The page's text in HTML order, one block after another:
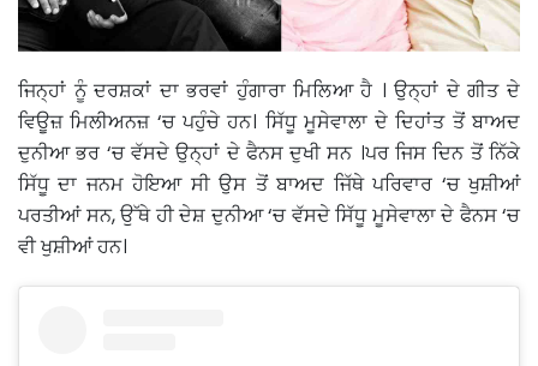
ਜਿਨ੍ਹਾਂ ਨੂੰ ਦਰਸ਼ਕਾਂ ਦਾ ਭਰਵਾਂ ਹੁੰਗਾਰਾ ਮਿਲਿਆ ਹੈ । ਉਨ੍ਹਾਂ ਦੇ ਗੀਤ ਦੇ
ਵਿਊਜ਼ ਮਿਲੀਅਨਜ਼ ‘ਚ ਪਹੁੰਚੇ ਹਨ। ਸਿੱਧੂ ਮੂਸੇਵਾਲਾ ਦੇ ਦਿਹਾਂਤ ਤੋਂ ਬਾਅਦ
ਦੁਨੀਆ ਭਰ ‘ਚ ਵੱਸਦੇ ਉਨ੍ਹਾਂ ਦੇ ਫੈਨਸ ਦੁਖੀ ਸਨ ।ਪਰ ਜਿਸ ਦਿਨ ਤੋਂ ਨਿੱਕੇ
ਸਿੱਧੂ ਦਾ ਜਨਮ ਹੋਇਆ ਸੀ ਉਸ ਤੋਂ ਬਾਅਦ ਜਿੱਥੇ ਪਰਿਵਾਰ ‘ਚ ਖੁਸ਼ੀਆਂ
ਪਰਤੀਆਂ ਸਨ, ਉੱਥੇ ਹੀ ਦੇਸ਼ ਦੁਨੀਆ ‘ਚ ਵੱਸਦੇ ਸਿੱਧੂ ਮੂਸੇਵਾਲਾ ਦੇ ਫੈਨਸ ‘ਚ
ਵੀ ਖੁਸ਼ੀਆਂ ਹਨ।